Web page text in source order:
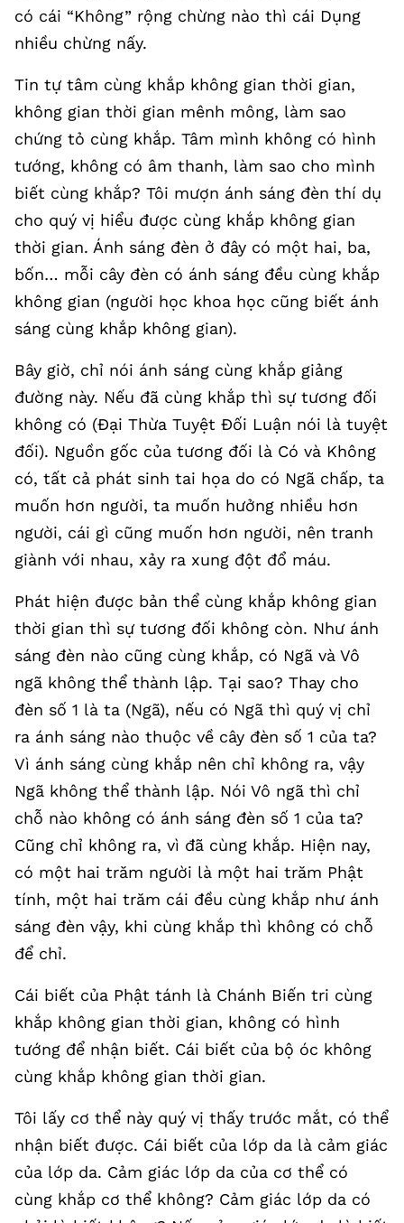
có cái “Không” rộng chừng nào thì cái Dụng
nhiều chừng nấy.
Tin tự tâm cùng khắp không gian thời gian,
không gian thời gian mênh mông, làm sao
chứng tỏ cùng khắp. Tâm mình không có hình
tướng, không có âm thanh, làm sao cho mình
biết cùng khắp? Tôi mượn ánh sáng đèn thí dụ
cho quý vị hiểu được cùng khắp không gian
thời gian. Ánh sáng đèn ở đây có một hai, ba,
bốn… mỗi cây đèn có ánh sáng đều cùng khắp
không gian (người học khoa học cũng biết ánh
sáng cùng khắp không gian).
Bây giờ, chỉ nói ánh sáng cùng khắp giảng
đường này. Nếu đã cùng khắp thì sự tương đối
không có (Đại Thừa Tuyệt Đối Luận nói là tuyệt
đối). Nguồn gốc của tương đối là Có và Không
có, tất cả phát sinh tai họa do có Ngã chấp, ta
muốn hơn người, ta muốn hưởng nhiều hơn
người, cái gì cũng muốn hơn người, nên tranh
giành với nhau, xảy ra xung đột đổ máu.
Phát hiện được bản thể cùng khắp không gian
thời gian thì sự tương đối không còn. Như ánh
sáng đèn nào cũng cùng khắp, có Ngã và Vô
ngã không thể thành lập. Tại sao? Thay cho
đèn số 1 là ta (Ngã), nếu có Ngã thì quý vị chỉ
ra ánh sáng nào thuộc về cây đèn số 1 của ta?
Vì ánh sáng cùng khắp nên chỉ không ra, vậy
Ngã không thể thành lập. Nói Vô ngã thì chỉ
chỗ nào không có ánh sáng đèn số 1 của ta?
Cũng chỉ không ra, vì đã cùng khắp. Hiện nay,
có một hai trăm người là một hai trăm Phật
tính, một hai trăm cái đều cùng khắp như ánh
sáng đèn vậy, khi cùng khắp thì không có chỗ
để chỉ.
Cái biết của Phật tánh là Chánh Biến tri cùng
khắp không gian thời gian, không có hình
tướng để nhận biết. Cái biết của bộ óc không
cùng khắp không gian thời gian.
Tôi lấy cơ thể này quý vị thấy trước mắt, có thể
nhận biết được. Cái biết của lớp da là cảm giác
của lớp da. Cảm giác lớp da của cơ thể có
cùng khắp cơ thể không? Cảm giác lớp da có